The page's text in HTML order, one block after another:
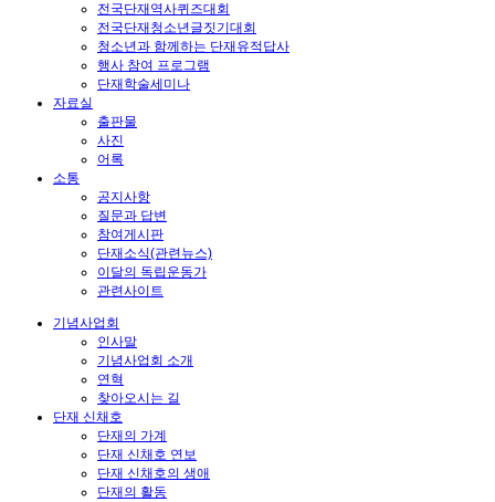
전국단재역사퀴즈대회
전국단재청소년글짓기대회
청소년과 함께하는 단재유적답사
행사 참여 프로그램
단재학술세미나
자료실
출판물
사진
어록
소통
공지사항
질문과 답변
참여게시판
단재소식(관련뉴스)
이달의 독립운동가
관련사이트
기념사업회
인사말
기념사업회 소개
연혁
찾아오시는 길
단재 신채호
단재의 가계
단재 신채호 연보
단재 신채호의 생애
단재의 활동